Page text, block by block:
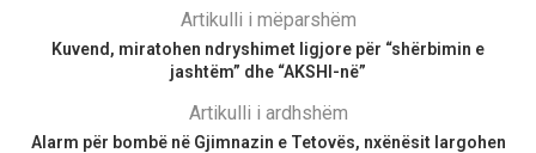
Artikulli i mëparshëm
Kuvend, miratohen ndryshimet ligjore për “shërbimin e
jashtëm” dhe “AKSHI-në”
Artikulli i ardhshëm
Alarm për bombë në Gjimnazin e Tetovës, nxënësit largohen